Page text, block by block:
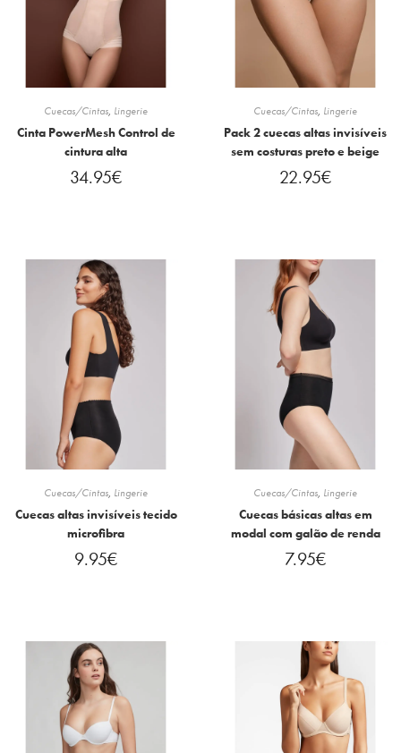
Cuecas/Cintas, Lingerie
Cinta PowerMesh Control de
cintura alta
34.95€
Cuecas/Cintas, Lingerie
Pack 2 cuecas altas invisíveis
sem costuras preto e beige
22.95€
Cuecas/Cintas, Lingerie
Cuecas altas invisíveis tecido
microfibra
9.95€
Cuecas/Cintas, Lingerie
Cuecas básicas altas em
modal com galão de renda
7.95€